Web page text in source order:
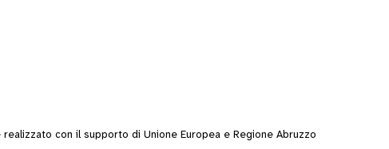
realizzato con il supporto di Unione Europea e Regione Abruzzo